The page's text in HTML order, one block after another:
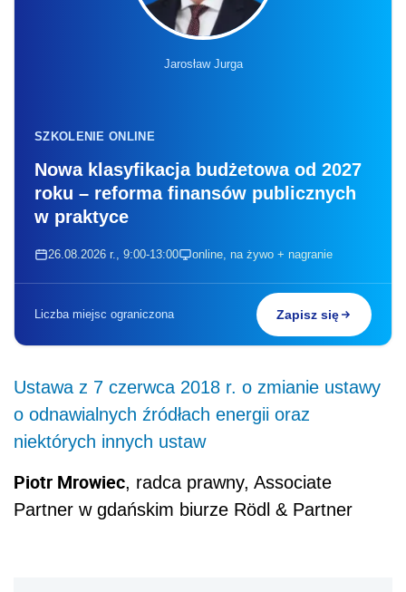
Jarosław Jurga
SZKOLENIE ONLINE
Nowa klasyfikacja budżetowa od 2027
roku – reforma finansów publicznych
w praktyce
26.08.2026 r., 9:00-13:00 online, na żywo + nagranie
Liczba miejsc ograniczona Zapisz się
Ustawa z 7 czerwca 2018 r. o zmianie ustawy
o odnawialnych źródłach energii oraz
niektórych innych ustaw
Piotr Mrowiec, radca prawny, Associate
Partner w gdańskim biurze Rödl & Partner